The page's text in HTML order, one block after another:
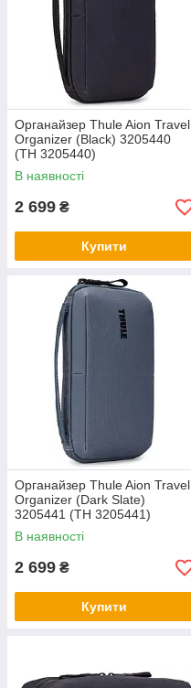
Органайзер Thule Aion Travel
Organizer (Black) 3205440
(TH 3205440)
В наявності
2 699 ₴
Купити
Органайзер Thule Aion Travel
Organizer (Dark Slate)
3205441 (TH 3205441)
В наявності
2 699 ₴
Купити